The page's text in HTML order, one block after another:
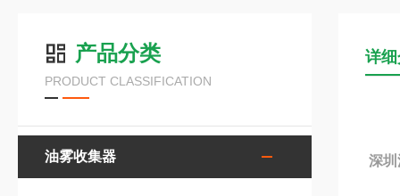
产品分类
PRODUCT CLASSIFICATION
油雾收集器
详
深